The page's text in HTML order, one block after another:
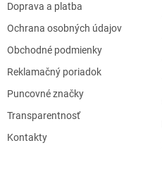
Doprava a platba
Ochrana osobných údajov
Obchodné podmienky
Reklamačný poriadok
Puncovné značky
Transparentnosť
Kontakty